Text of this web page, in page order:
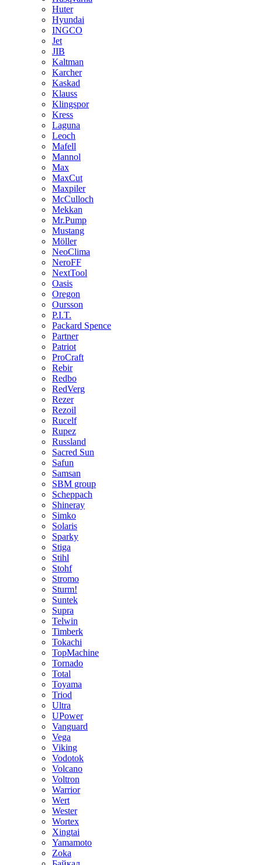
Huter
Hyundai
INGCO
Jet
JIB
Kaltman
Karcher
Kaskad
Klauss
Klingspor
Kress
Laguna
Leoch
Mafell
Mannol
Max
MaxCut
Maxpiler
McCulloch
Mekkan
Mr.Pump
Mustang
Möller
NeoClima
NeroFF
NextTool
Oasis
Oregon
Oursson
P.I.T.
Packard Spence
Partner
Patriot
ProCraft
Rebir
Redbo
RedVerg
Rezer
Rezoil
Rucelf
Rupez
Russland
Sacred Sun
Safun
Samsan
SBM group
Scheppach
Shineray
Simko
Solaris
Sparky
Stiga
Stihl
Stohf
Stromo
Sturm!
Suntek
Supra
Telwin
Timberk
Tokachi
TopMachine
Tornado
Total
Toyama
Triod
Ultra
UPower
Vanguard
Vega
Viking
Vodotok
Volcano
Voltron
Warrior
Wert
Wester
Wortex
Xingtai
Yamamoto
Zoka